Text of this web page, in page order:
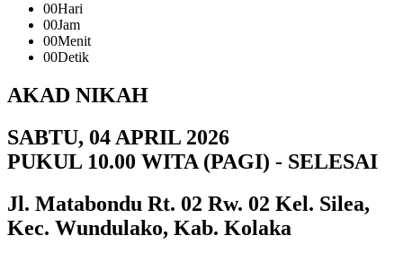
00Hari
00Jam
00Menit
00Detik
AKAD NIKAH
SABTU, 04 APRIL 2026
PUKUL 10.00 WITA (PAGI) - SELESAI
Jl. Matabondu Rt. 02 Rw. 02 Kel. Silea,
Kec. Wundulako, Kab. Kolaka